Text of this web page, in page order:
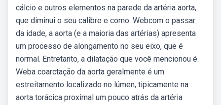
cálcio e outros elementos na parede da artéria aorta,
que diminui o seu calibre e como. Webcom o passar
da idade, a aorta (e a maioria das artérias) apresenta
um processo de alongamento no seu eixo, que é
normal. Entretanto, a dilatação que você mencionou é.
Weba coarctação da aorta geralmente é um
estreitamento localizado no lúmen, tipicamente na
aorta torácica proximal um pouco atrás da artéria